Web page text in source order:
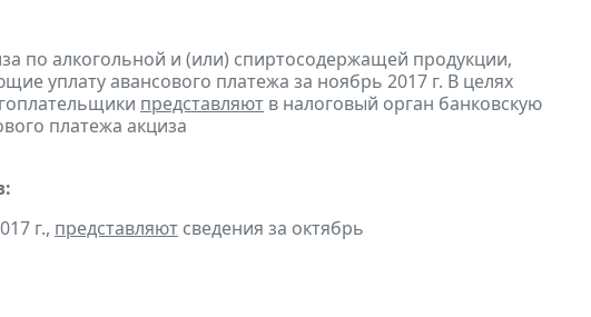
по алкогольной и (или) спиртосодержащей продукции,
уплату авансового платежа за ноябрь 2017 г. В целях
представляют в налоговый орган банковскую
платежа акциза
г., представляют сведения за октябрь